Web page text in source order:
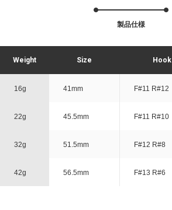
製品仕様
Weight Size Hook
16g 41mm F#11 R#12
22g 45.5mm F#11 R#10
32g 51.5mm F#12 R#8
42g 56.5mm F#13 R#6